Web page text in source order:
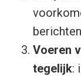
Voeren
tegelijk: